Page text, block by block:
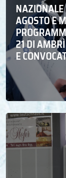
AGOSTO E
21 DI
E